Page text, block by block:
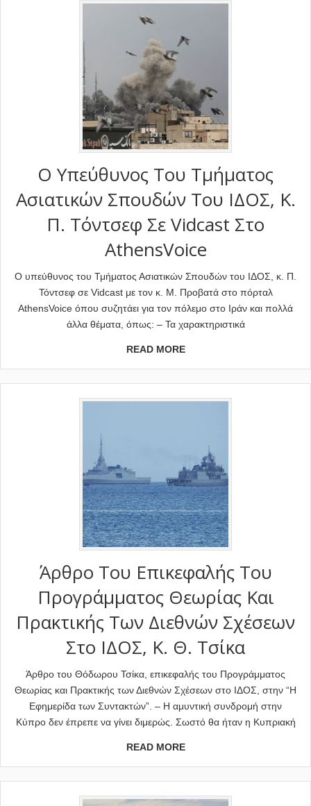
Ο Υπεύθυνος Του Τμήματος
Ασιατικών Σπουδών Του ΙΔΟΣ, Κ.
Π. Τόντσεφ Σε Vidcast Στο
AthensVoice
Ο υπεύθυνος του Τμήματος Ασιατικών Σπουδών του ΙΔΟΣ, κ. Π.
Τόντσεφ σε Vidcast με τον κ. Μ. Προβατά στο πόρταλ
AthensVoice όπου συζητάει για τον πόλεμο στο Ιράν και πολλά
άλλα θέματα, όπως: – Τα χαρακτηριστικά
READ MORE
Άρθρο Του Επικεφαλής Του
Προγράμματος Θεωρίας Και
Πρακτικής Των Διεθνών Σχέσεων
Στο ΙΔΟΣ, Κ. Θ. Τσίκα
Άρθρο του Θόδωρου Τσίκα, επικεφαλής του Προγράμματος
Θεωρίας και Πρακτικής των Διεθνών Σχέσεων στο ΙΔΟΣ, στην “Η
Εφημερίδα των Συντακτών”. – Η αμυντική συνδρομή στην
Κύπρο δεν έπρεπε να γίνει διμερώς. Σωστό θα ήταν η Κυπριακή
READ MORE